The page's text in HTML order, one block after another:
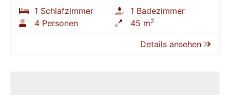
1 Schlafzimmer
1 Badezimmer
4 Personen
45 m2
Details ansehen